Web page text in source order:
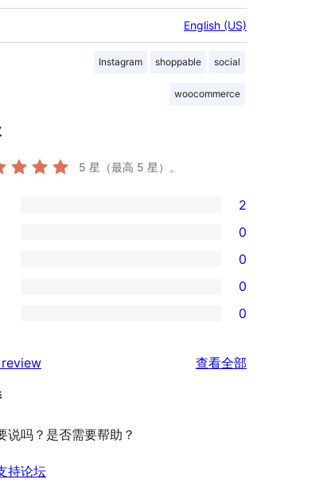
English (US)
Instagram shoppable social
woocommerce
5 星（最高 5 星）。
2
0
0
0
0
查看全部
说吗？是否需要帮助？
持论坛